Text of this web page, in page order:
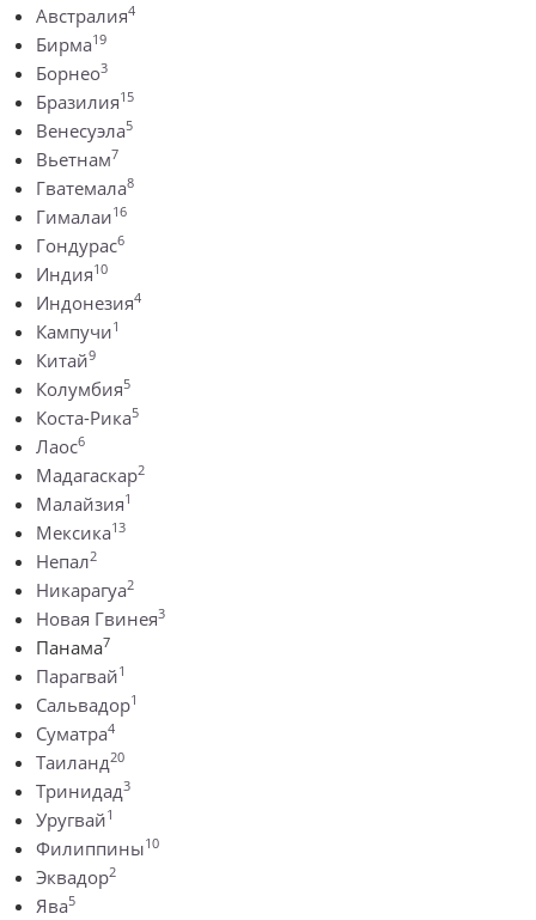
Австралия4
Бирма19
Борнео3
Бразилия15
Венесуэла5
Вьетнам7
Гватемала8
Гималаи16
Гондурас6
Индия10
Индонезия4
Кампучи1
Китай9
Колумбия5
Коста-Рика5
Лаос6
Мадагаскар2
Малайзия1
Мексика13
Непал2
Никарагуа2
Новая Гвинея3
Панама7
Парагвай1
Сальвадор1
Суматра4
Таиланд20
Тринидад3
Уругвай1
Филиппины10
Эквадор2
Ява5